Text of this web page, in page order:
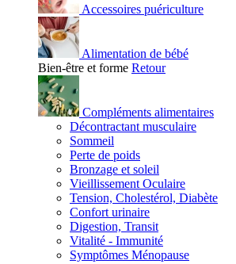
Accessoires puériculture
Alimentation de bébé
Bien-être et forme Retour
Compléments alimentaires
Décontractant musculaire
Sommeil
Perte de poids
Bronzage et soleil
Vieillissement Oculaire
Tension, Cholestérol, Diabète
Confort urinaire
Digestion, Transit
Vitalité - Immunité
Symptômes Ménopause